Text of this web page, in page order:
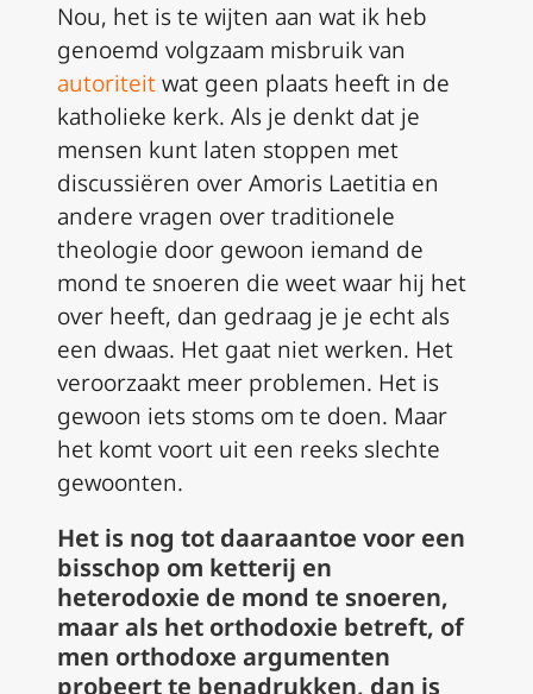
Nou, het is te wijten aan wat ik heb
genoemd volgzaam misbruik van
autoriteitwat geen plaats heeft in de
katholieke kerk. Als je denkt dat je
mensen kunt laten stoppen met
discussiëren overAmoris Laetitia en
andere vragen over traditionele
theologie door gewoon iemand de
mond te snoeren die weet waar hij het
over heeft, dan gedraag je je echt als
een dwaas. Het gaat niet werken. Het
veroorzaakt meer problemen. Het is
gewoon iets stoms om te doen. Maar
het komt voort uit een reeks slechte
gewoonten.
Het is nog tot daaraantoe voor een
bisschop om ketterij en
heterodoxie de mond te snoeren,
maar als het orthodoxie betreft, of
men orthodoxe argumenten
probeert te benadrukken, dan is